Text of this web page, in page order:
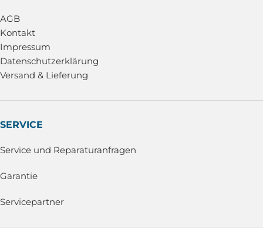
AGB
Kontakt
Impressum
Datenschutzerklärung
Versand & Lieferung
SERVICE
Service und Reparaturanfragen
Garantie
Servicepartner